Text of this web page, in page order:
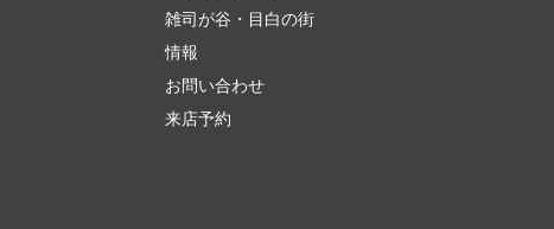
雑司が谷・目白の街
情報
お問い合わせ
来店予約